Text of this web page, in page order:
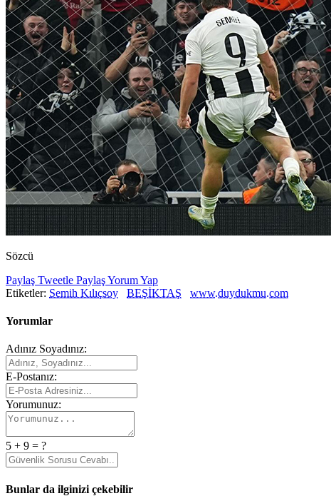
Sözcü
Paylaş Tweetle PaylaşYorum Yap
Etiketler: Semih Kılıçsoy BEŞİKTAŞ www.duydukmu.com
Yorumlar
Adınız Soyadınız:
E-Postanız:
Yorumunuz:
5 + 9 = ?
Bunlar da ilginizi çekebilir